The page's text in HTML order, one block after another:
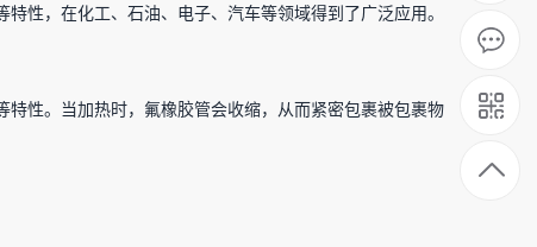
性，在化工、石油、电子、汽车等领域得到了广泛应用。
性。当加热时，氟橡胶管会收缩，从而紧密包裹被包裹物